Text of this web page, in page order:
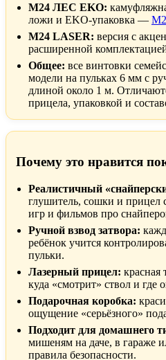
M24 ЛЕС EKO:
ложи и EKO-упаковка —
M24 LASER: версия с
расширенной
Общее: все винтовки
модели на пульках 6 мм с
длиной около 1 м.
прицела, упаковкой и
Почему это нравится
Реалистичный
глушитель, сошки и прицел
игр и фильмов про
Ручной взвод затвора:
ребёнок учится
пульки.
Лазерный прицел: красная
куда «смотрит» ствол и где
Подарочная коробка:
ощущение «серьёзного»
Подходит для домашнего
мишеням на даче, в гараже
правила безопасности.